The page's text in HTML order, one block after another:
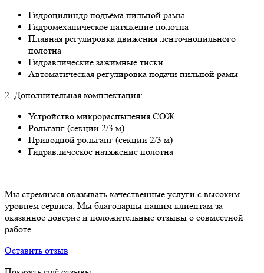
Гидроцилиндр подъёма пильной рамы
Гидромеханическое натяжение полотна
Плавная регулировка движения ленточнопильного
полотна
Гидравлические зажимные тиски
Автоматическая регулировка подачи пильной рамы
2. Дополнительная комплектация:
Устройство микрораспыления СОЖ
Рольганг (секции 2/3 м)
Приводной рольганг (секции 2/3 м)
Гидравлическое натяжение полотна
Мы стремимся оказывать качественные услуги с высоким
уровнем сервиса. Мы благодарны нашим клиентам за
оказанное доверие и положительные отзывы о совместной
работе.
Оставить отзыв